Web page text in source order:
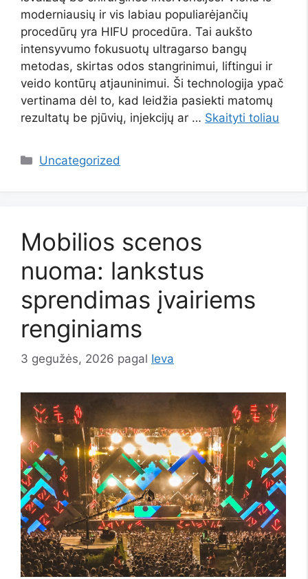
moderniausių ir vis labiau populiarėjančių
procedūrų yra HIFU procedūra. Tai aukšto
intensyvumo fokusuotų ultragarso bangų
metodas, skirtas odos stangrinimui, liftingui ir
veido kontūrų atjauninimui. Ši technologija ypač
vertinama dėl to, kad leidžia pasiekti matomų
rezultatų be pjūvių, injekcijų ar … Skaityti toliau
Kategorijos
Uncategorized
Mobilios scenos
nuoma: lankstus
sprendimas įvairiems
renginiams
3 gegužės, 2026 pagal Ieva